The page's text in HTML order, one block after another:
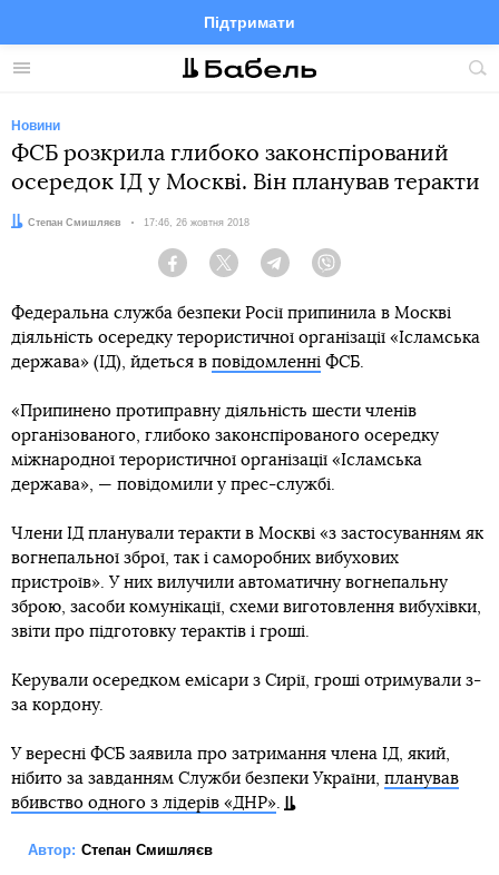
Меню
Підтримати
FacebookTelegramTwitter
Новини
ФСБ розкрила глибоко законспірований
осередок ІД у Москві. Він планував теракти
Автор:
Степан Смишляєв Дата:
17:46, 26 жовтня 2018
Facebook Twitter Telegram
Федеральна служба безпеки Росії припинила в Москві
діяльність осередку терористичної організації «Ісламська
держава» (ІД), йдеться в повідомленні ФСБ.
«Припинено протиправну діяльність шести членів
організованого, глибоко законспірованого осередку
міжнародної терористичної організації «Ісламська
держава», — повідомили у прес-службі.
Члени ІД планували теракти в Москві «з застосуванням як
вогнепальної зброї, так і саморобних вибухових
пристроїв». У них вилучили автоматичну вогнепальну
зброю, засоби комунікації, схеми виготовлення вибухівки,
звіти про підготовку терактів і гроші.
Керували осередком емісари з Сирії, гроші отримували з-
за кордону.
У вересні ФСБ заявила про затримання члена ІД, який,
нібито за завданням Служби безпеки України, планував
вбивство одного з лідерів «ДНР».
Автор: Степан Смишляєв